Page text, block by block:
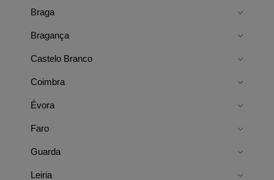
Braga
Bragança
Castelo Branco
Coimbra
Évora
Faro
Guarda
Leiria